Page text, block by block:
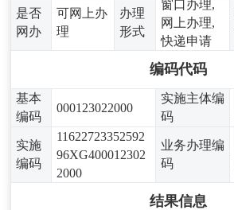
是否
网办
可网上办
理
办理
形式
窗口办理,
网上办理,
快递申请
编码代码
基本
编码
000123022000
实施主体编
码
实施
编码
11622723352592
96XG400012302
2000
业务办理编
码
结果信息